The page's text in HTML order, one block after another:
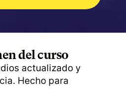
del curso
actualizado y
Hecho para